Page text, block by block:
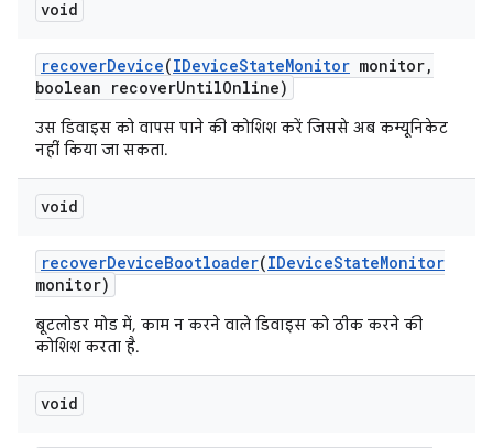
void
recoverDevice(IDeviceStateMonitor monitor,
boolean recoverUntilOnline)
उस डिवाइस को वापस पाने की कोशिश करें जिससे अब कम्यूनिकेट
नहीं किया जा सकता.
void
recoverDeviceBootloader(IDeviceStateMonitor
monitor)
बूटलोडर मोड में, काम न करने वाले डिवाइस को ठीक करने की
कोशिश करता है.
void